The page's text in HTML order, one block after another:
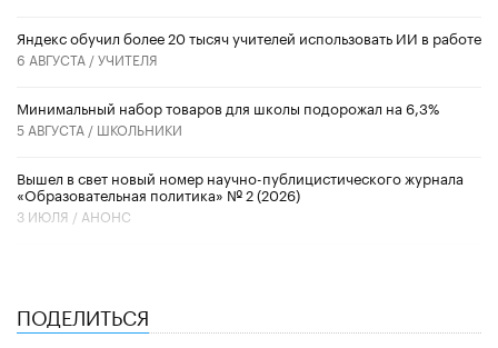
​Яндекс обучил более 20 тысяч учителей использовать ИИ в работе
6 АВГУСТА /УЧИТЕЛЯ
Минимальный набор товаров для школы подорожал на 6,3%
5 АВГУСТА / ШКОЛЬНИКИ
Вышел в свет новый номер научно-публицистического журнала
«Образовательная политика» № 2 (2026)
3 ИЮЛЯ / АНОНС
ПОДЕЛИТЬСЯ